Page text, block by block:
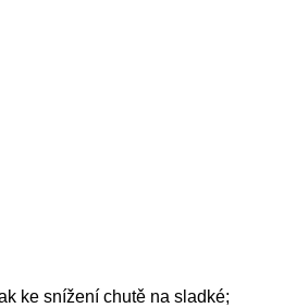
ke snížení chutě na sladké;